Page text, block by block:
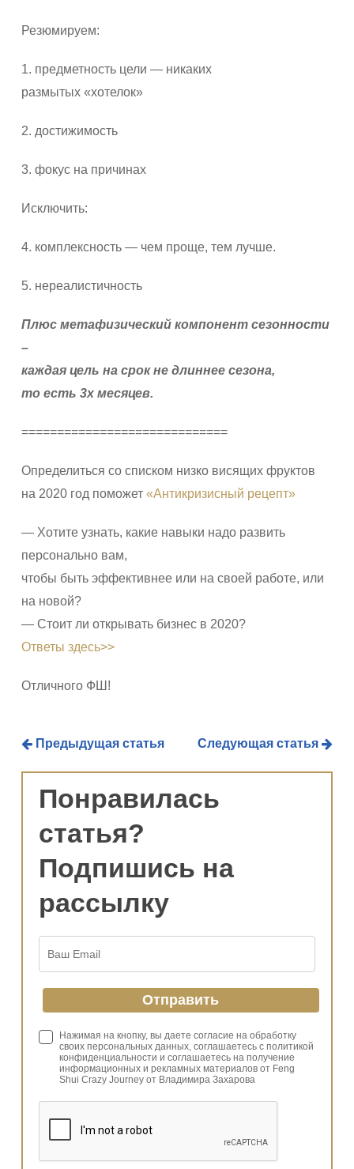
Резюмируем:
1. предметность цели — никаких
размытых «хотелок»
2. достижимость
3. фокус на причинах
Исключить:
4. комплексность — чем проще, тем лучше.
5. нереалистичность
Плюс метафизический компонент сезонности
–
каждая цель на срок не длиннее сезона,
то есть 3х месяцев.
=============================
Определиться со списком низко висящих фруктов
на 2020 год поможет «Антикризисный рецепт»
— Хотите узнать, какие навыки надо развить
персонально вам,
чтобы быть эффективнее или на своей работе, или
на новой?
— Стоит ли открывать бизнес в 2020?
Ответы здесь>>
Отличного ФШ!
Предыдущая статья Следующая статья
Понравилась
статья?
Подпишись на
рассылку
Нажимая на кнопку, вы даете согласие на обработку
своих персональных данных, соглашаетесь с политикой
конфиденциальности и соглашаетесь на получение
информационных и рекламных материалов от Feng
Shui Crazy Journey от Владимира Захарова